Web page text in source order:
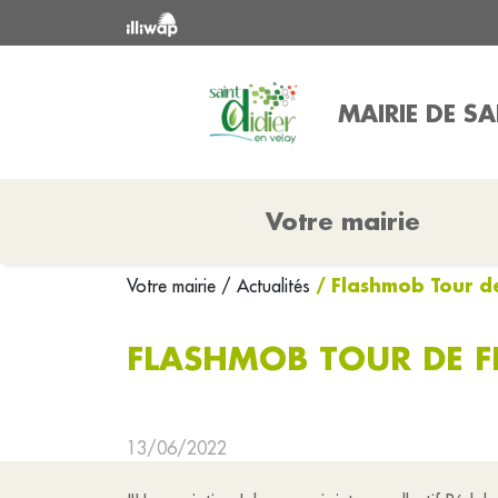
MAIRIE DE
Votre mairie
Votre mairie / Actualités / Flashmob Tour
FLASHMOB TOUR
13/06/2022